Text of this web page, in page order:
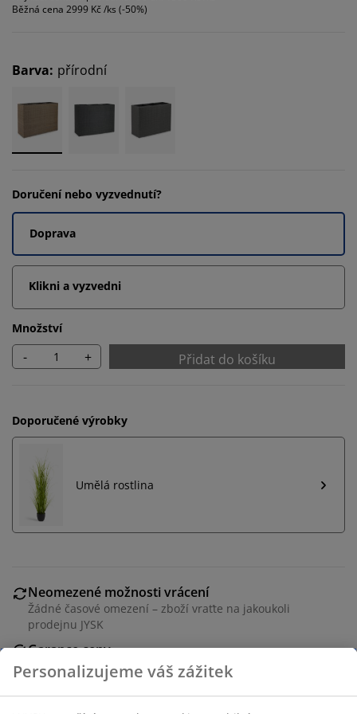
Běžná cena 2999 Kč /ks (-50%)
Barva: přírodní
Doručení nebo vyzvednutí?
Doprava
Klikni a vyzvedni
Množství
- + Přidat do košíku
Doporučené výrobky
Umělá rostlina
Neomezené možnosti vrácení
Žádné časové omezení – zboží vraťte na jakoukoli
prodejnu JYSK
Garance ceny
30-denní garance ceny na všechny výrobky
Flexibilní možnosti doručení